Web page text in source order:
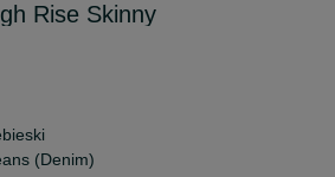
Rise Skinny
(Denim)